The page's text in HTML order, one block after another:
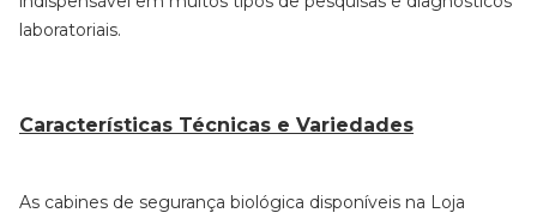
laboratoriais.
Características Técnicas e Variedades
As cabines de segurança biológica disponíveis na Loja